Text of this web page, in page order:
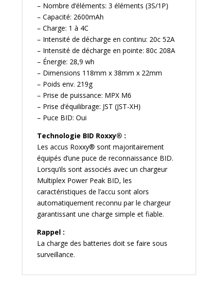
– Nombre d‘éléments: 3 éléments (3S/1P)
– Capacité: 2600mAh
– Charge: 1 à 4C
– Intensité de décharge en continu: 20c 52A
– Intensité de décharge en pointe: 80c 208A
– Énergie: 28,9 wh
– Dimensions 118mm x 38mm x 22mm
– Poids env. 219g
– Prise de puissance: MPX M6
– Prise d’équilibrage: JST (JST-XH)
– Puce BID: Oui
Technologie BID Roxxy® :
Les accus Roxxy® sont majoritairement
équipés d’une puce de reconnaissance BID.
Lorsqu’ils sont associés avec un chargeur
Multiplex Power Peak BID, les
caractéristiques de l’accu sont alors
automatiquement reconnu par le chargeur
garantissant une charge simple et fiable.
Rappel :
La charge des batteries doit se faire sous
surveillance.